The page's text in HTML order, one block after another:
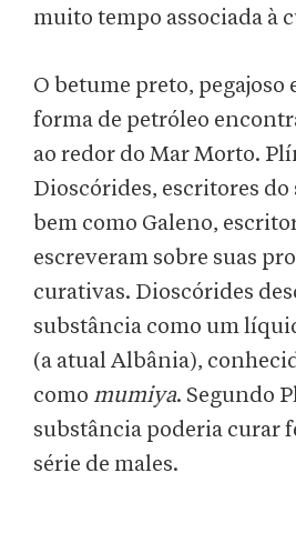
muito tempo associada à
O betume preto, pegajoso
forma de petróleo
ao redor do Mar Morto.
Dioscórides, escritores do
bem como Galeno,
escreveram sobre suas
curativas. Dioscórides
substância como um
(a atual Albânia),
como mumiya. Segundo
substância poderia curar
série de males.